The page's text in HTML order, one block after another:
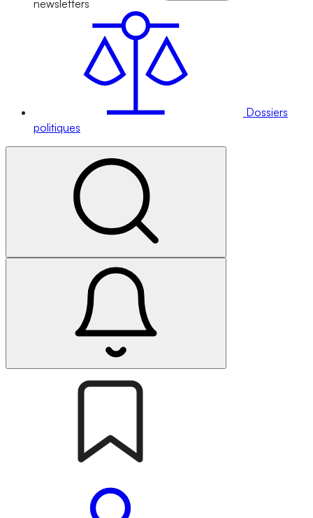
newsletters
Dossiers
politiques